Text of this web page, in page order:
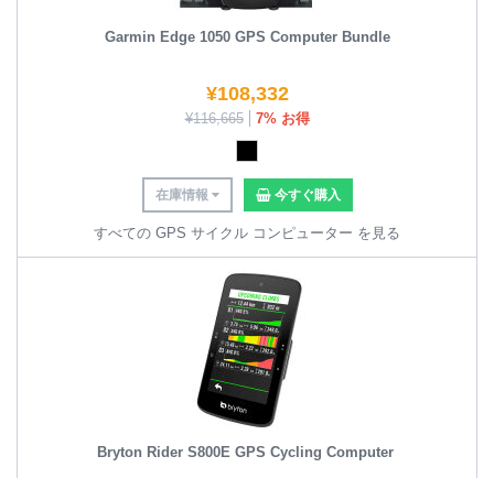
Garmin Edge 1050 GPS Computer Bundle
¥108,332
¥116,665 7% お得
在庫情報 今すぐ購入
すべての GPS サイクル コンピューター を見る
Bryton Rider S800E GPS Cycling Computer